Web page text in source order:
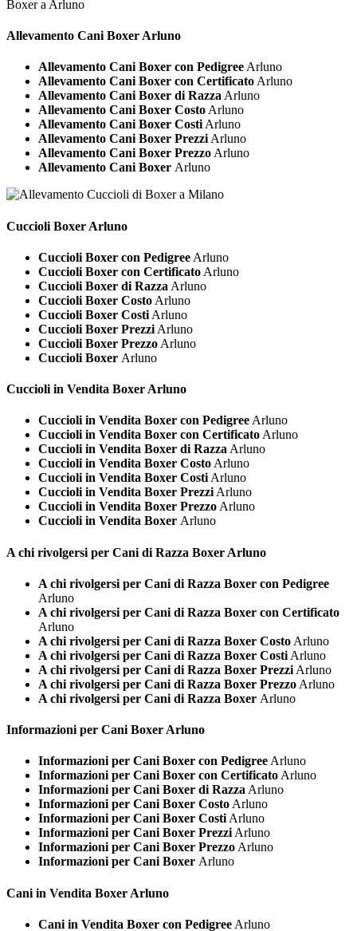
Boxer a Arluno
Allevamento Cani Boxer Arluno
Allevamento Cani Boxer con Pedigree Arluno
Allevamento Cani Boxer con Certificato Arluno
Allevamento Cani Boxer di Razza Arluno
Allevamento Cani Boxer Costo Arluno
Allevamento Cani Boxer Costi Arluno
Allevamento Cani Boxer Prezzi Arluno
Allevamento Cani Boxer Prezzo Arluno
Allevamento Cani Boxer Arluno
Cuccioli Boxer Arluno
Cuccioli Boxer con Pedigree Arluno
Cuccioli Boxer con Certificato Arluno
Cuccioli Boxer di Razza Arluno
Cuccioli Boxer Costo Arluno
Cuccioli Boxer Costi Arluno
Cuccioli Boxer Prezzi Arluno
Cuccioli Boxer Prezzo Arluno
Cuccioli Boxer Arluno
Cuccioli in Vendita Boxer Arluno
Cuccioli in Vendita Boxer con Pedigree Arluno
Cuccioli in Vendita Boxer con Certificato Arluno
Cuccioli in Vendita Boxer di Razza Arluno
Cuccioli in Vendita Boxer Costo Arluno
Cuccioli in Vendita Boxer Costi Arluno
Cuccioli in Vendita Boxer Prezzi Arluno
Cuccioli in Vendita Boxer Prezzo Arluno
Cuccioli in Vendita Boxer Arluno
A chi rivolgersi per Cani di Razza Boxer Arluno
A chi rivolgersi per Cani di Razza Boxer con Pedigree
Arluno
A chi rivolgersi per Cani di Razza Boxer con Certificato
Arluno
A chi rivolgersi per Cani di Razza Boxer Costo Arluno
A chi rivolgersi per Cani di Razza Boxer Costi Arluno
A chi rivolgersi per Cani di Razza Boxer Prezzi Arluno
A chi rivolgersi per Cani di Razza Boxer Prezzo Arluno
A chi rivolgersi per Cani di Razza Boxer Arluno
Informazioni per Cani Boxer Arluno
Informazioni per Cani Boxer con PedigreeArluno
Informazioni per Cani Boxer con CertificatoArluno
Informazioni per Cani Boxer di RazzaArluno
Informazioni per Cani Boxer CostoArluno
Informazioni per Cani Boxer CostiArluno
Informazioni per Cani Boxer PrezziArluno
Informazioni per Cani Boxer PrezzoArluno
Informazioni per Cani Boxer Arluno
Cani in Vendita Boxer Arluno
Cani in Vendita Boxer con Pedigree Arluno